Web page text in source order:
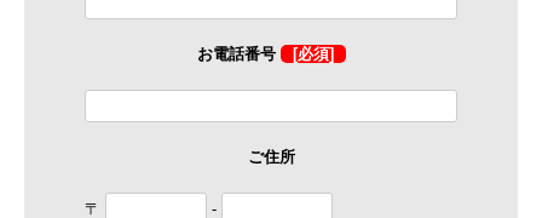
お電話番号 [必須]
ご住所
〒 -